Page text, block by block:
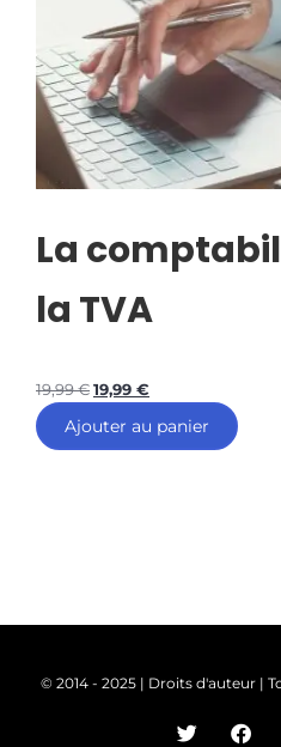
La
la TVA
19,99€19,99 €
Ajouter au panier
© 2014 - 2025 | Droits d'auteur |